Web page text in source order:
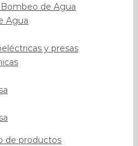
de Agua
Agua
y presas
de productos